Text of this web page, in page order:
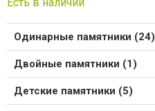
Есть в наличии
Одинарные памятники (24)
Двойные памятники (1)
Детские памятники (5)